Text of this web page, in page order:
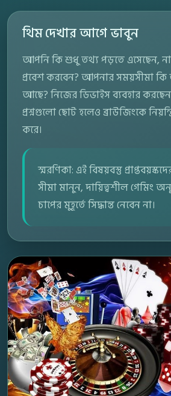
থিম দেখার আগে ভাবুন
আপনি কি শুধু তথ্য পড়তে এসেছেন,
প্রবেশ করবেন? আপনার সময়সীমা
আছে? নিজের ডিভাইস ব্যবহার
প্রশ্নগুলো ছোট হলেও ব্রাউজিংকে
করে।
স্মরণিকা: এই বিষয়বস্তু
সীমা মানুন, দায়িত্বশীল গেমিং
চাপের মুহূর্তে সিদ্ধান্ত নেবেন না।